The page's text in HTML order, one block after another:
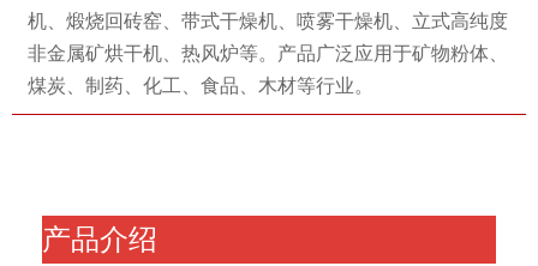
机、煅烧回砖窑、带式干燥机、喷雾干燥机、立式高纯度
非金属矿烘干机、热风炉等。产品广泛应用于矿物粉体、
煤炭、制药、化工、食品、木材等行业。
产品介绍